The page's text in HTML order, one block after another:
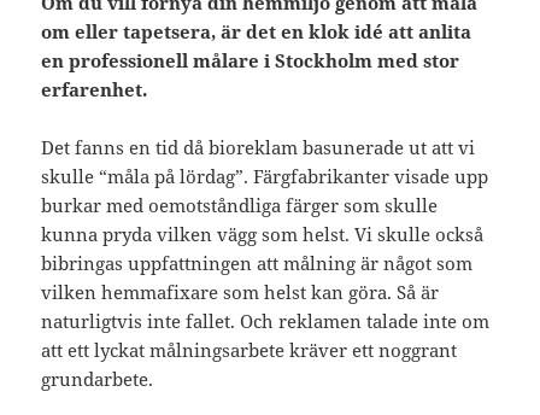
om eller tapetsera, är det en klok idé att anlita
en professionell målare i Stockholm med stor
erfarenhet.
Det fanns en tid då bioreklam basunerade ut att vi
skulle “måla på lördag”. Färgfabrikanter visade upp
burkar med oemotståndliga färger som skulle
kunna pryda vilken vägg som helst. Vi skulle också
bibringas uppfattningen att målning är något som
vilken hemmafixare som helst kan göra. Så är
naturligtvis inte fallet. Och reklamen talade inte om
att ett lyckat målningsarbete kräver ett noggrant
grundarbete.